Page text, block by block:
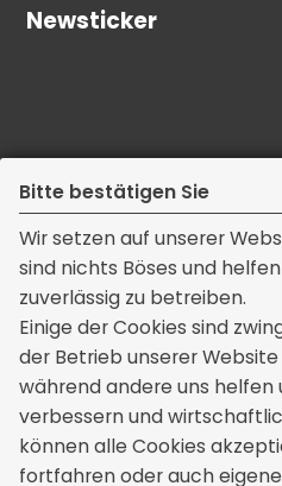
Bitte bestätigen Sie
Wir setzen auf unserer
sind nichts Böses und
zuverlässig zu betreiben.
Einige der Cookies sind
der Betrieb unserer
während andere uns
verbessern und
können alle Cookies
fortfahren oder auch
Newsticker
Kontakt
Thomas Mendau
Dorfstraße 9a
39175 Wahlitz
+49 39200 76617